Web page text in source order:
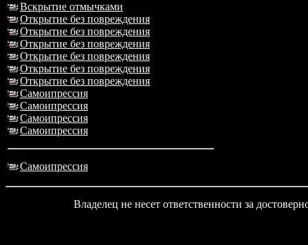
Вскрытие отмычками
Открытие без повреждения
Открытие без повреждения
Открытие без повреждения
Открытие без повреждения
Открытие без повреждения
Открытие без повреждения
Самоипрессия
Самоипрессия
Самоипрессия
Самоипрессия
Самоипрессия
Владелец не несет ответственности за